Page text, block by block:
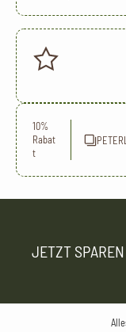
10%
Rabat
t
JETZT